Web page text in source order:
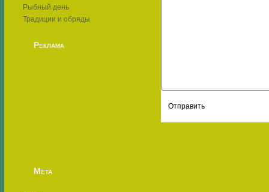
Рыбный день
Традиции и обряды
Реклама
Мета